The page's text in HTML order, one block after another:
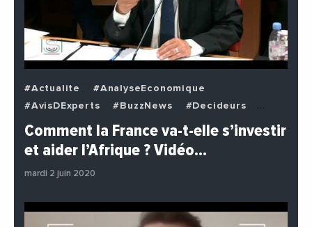
#Actualite
#AnalyseEconomique
#AvisDExperts
#BuzzNews
#Decideurs
#EchangesMediterraneens
#Economie
#Politique
Comment la France va-t-elle s’investir
et aider l’Afrique ? Vidéo…
mardi 2 juin 2020